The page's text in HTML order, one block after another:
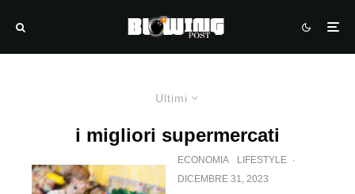
Ultimi
i migliori supermercati
ECONOMIA LIFESTYLE ·
DICEMBRE 31, 2023